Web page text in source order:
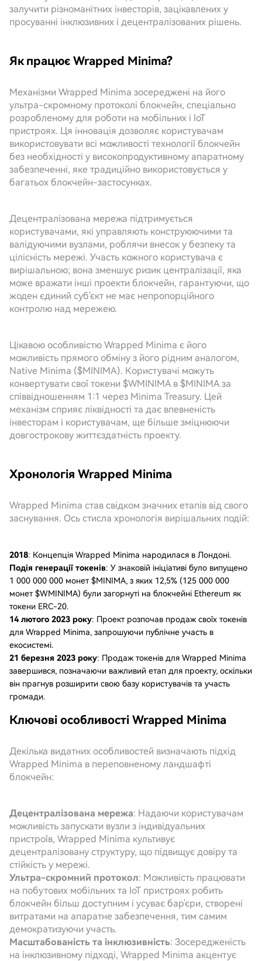
залучити різноманітних інвесторів, зацікавлених у
просуванні інклюзивних і децентралізованих рішень.
Як працює Wrapped Minima?
Механізми Wrapped Minima зосереджені на його
ультра-скромному протоколі блокчейн, спеціально
розробленому для роботи на мобільних і IoT
пристроях. Ця інновація дозволяє користувачам
використовувати всі можливості технології блокчейн
без необхідності у високопродуктивному апаратному
забезпеченні, яке традиційно використовується у
багатьох блокчейн-застосунках.
Децентралізована мережа підтримується
користувачами, які управляють конструюючими та
валідуючими вузлами, роблячи внесок у безпеку та
цілісність мережі. Участь кожного користувача є
вирішальною; вона зменшує ризик централізації, яка
може вражати інші проекти блокчейн, гарантуючи, що
жоден єдиний суб'єкт не має непропорційного
контролю над мережею.
Цікавою особливістю Wrapped Minima є його
можливість прямого обміну з його рідним аналогом,
Native Minima ($MINIMA). Користувачі можуть
конвертувати свої токени $WMINIMA в $MINIMA за
співвідношенням 1:1 через Minima Treasury. Цей
механізм сприяє ліквідності та дає впевненість
інвесторам і користувачам, ще більше зміцнюючи
довгострокову життєздатність проекту.
Хронологія Wrapped Minima
Wrapped Minima став свідком значних етапів від свого
заснування. Ось стисла хронологія вирішальних подій:
2018: Концепція Wrapped Minima народилася в Лондоні.
Подія генерації токенів: У знаковій ініціативі було випущено
1 000 000 000 монет $MINIMA, з яких 12,5% (125 000 000
монет $WMINIMA) були загорнуті на блокчейні Ethereum як
токени ERC-20.
14 лютого 2023 року: Проект розпочав продаж своїх токенів
для Wrapped Minima, запрошуючи публічне участь в
екосистемі.
21 березня 2023 року: Продаж токенів для Wrapped Minima
завершився, позначаючи важливий етап для проекту, оскільки
він прагнув розширити свою базу користувачів та участь
громади.
Ключові особливості Wrapped Minima
Декілька видатних особливостей визначають підхід
Wrapped Minima в переповненому ландшафті
блокчейн:
Децентралізована мережа: Надаючи користувачам
можливість запускати вузли з індивідуальних
пристроїв, Wrapped Minima культивує
децентралізовану структуру, що підвищує довіру та
стійкість у мережі.
Ультра-скромний протокол: Можливість працювати
на побутових мобільних та IoT пристроях робить
блокчейн більш доступним і усуває бар'єри, створені
витратами на апаратне забезпечення, тим самим
демократизуючи участь.
Масштабованість та інклюзивність: Зосередженість
на інклюзивному підході, Wrapped Minima акцентує